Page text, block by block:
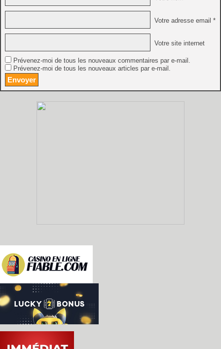
Votre adresse email *
Votre site internet
Prévenez-moi de tous les nouveaux commentaires par e-mail.
Prévenez-moi de tous les nouveaux articles par e-mail.